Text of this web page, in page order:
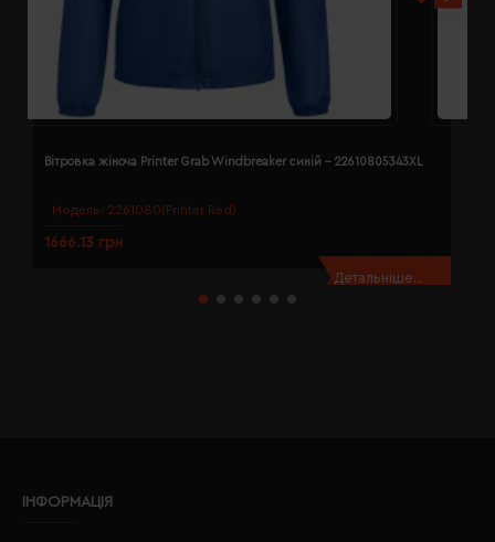
Модель: 2261080(Printer Red)
Вітровка жіноча Printer Grab Windbreaker синій - 22610805343XL
1666.13 грн
Детальніше...
ІНФОРМАЦІЯ